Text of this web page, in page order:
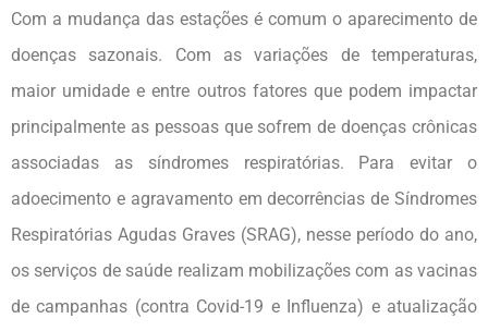
Com a mudança das estações é comum o aparecimento de
doenças sazonais. Com as variações de temperaturas,
maior umidade e entre outros fatores que podem impactar
principalmente as pessoas que sofrem de doenças crônicas
associadas as síndromes respiratórias. Para evitar o
adoecimento e agravamento em decorrências de Síndromes
Respiratórias Agudas Graves (SRAG), nesse período do ano,
os serviços de saúde realizam mobilizações com as vacinas
de campanhas (contra Covid-19 e Influenza) e atualização